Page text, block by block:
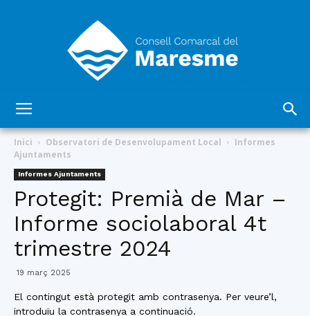
del
Maresme
Inici Observatori de Desenvolupament Local
Informes
Ajuntaments
Informes Ajuntaments
Protegit: Premià de Mar –
Informe sociolaboral 4t
trimestre 2024
19 març 2025
El contingut està protegit amb contrasenya. Per veure’l,
introduïu la contrasenya a continuació.